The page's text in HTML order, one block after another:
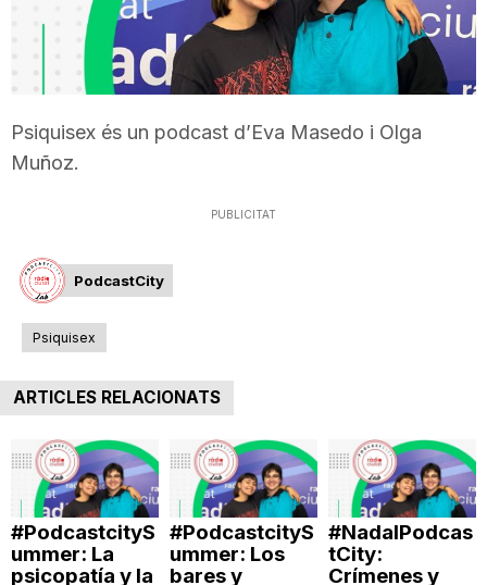
T
r
r
g
o
Psiquisex és un podcast d’Eva Masedo i Olga
Muñoz.
PUBLICITAT
PodcastCity
Psiquisex
ARTICLES RELACIONATS
#PodcastcityS
ummer: La
psicopatía y la
#PodcastcityS
ummer: Los
bares y
#NadalPodcas
tCity:
Crímenes y